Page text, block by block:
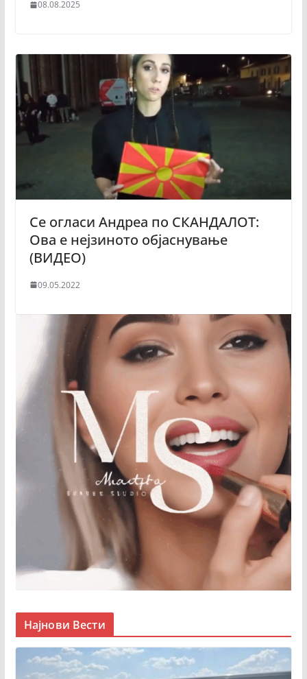
08.08.2025
Се огласи Андреа по СКАНДАЛОТ:
Ова е нејзиното објаснување
(ВИДЕО)
09.05.2022
Најнови Вести